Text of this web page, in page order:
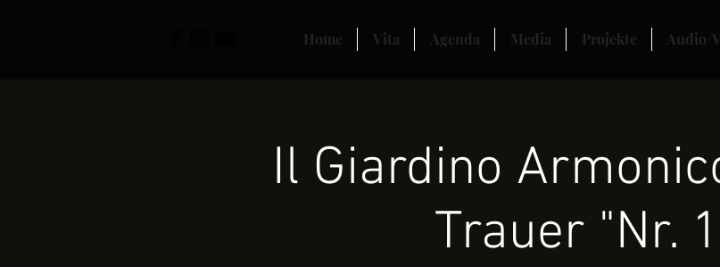
Home Vita Agenda Media Projekte Audio/
Il Giardino
Trauer "Nr.